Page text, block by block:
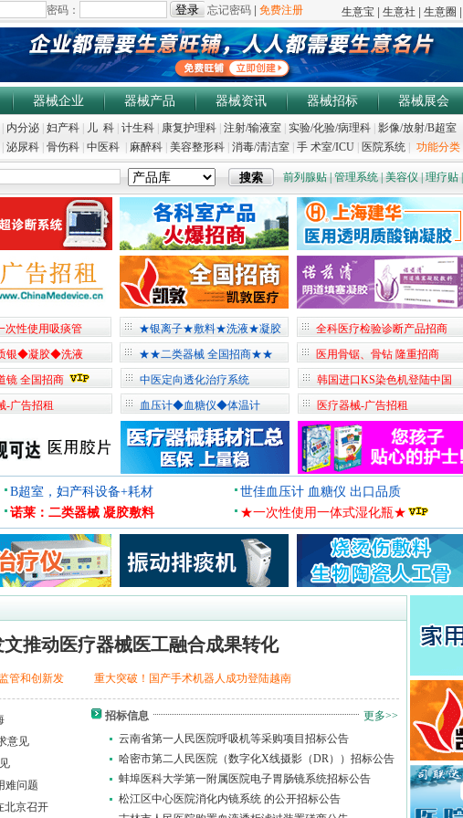
器械企业 器械产品 器械资讯 器械招标 器械展会
内分泌 妇产科 儿 科 计生科 康复护理科 注射/输液室 实验/化验/病理科 影像/放射/B超室
泌尿科 骨伤科 中医科 麻醉科 美容整形科 消毒/清洁室 手 术室/ICU 医院系统 功能分类
前列腺贴 管理系统 美容仪 理疗贴
次性使用吸痰管 ★银离子★敷料★洗液★凝胶 全科医疗检验诊断产品招商
银◆凝胶◆洗液
★★二类器械 全国招商★★ 医用骨锯、骨钻 隆重招商
镜 全国招商
中医定向透化治疗系统 韩国进口KS染色机登陆中国
-广告招租
血压计◆血糖仪◆体温计 医疗器械-广告招租
B超室，妇产科设备+耗材
世佳血压计 血糖仪 出口品质
诺莱：二类器械 凝胶敷料
★一次性使用一体式湿化瓶★
推动医疗器械医工融合成果转化
管和创新发 重大突破！国产手术机器人成功登陆越南
意见
难问题
北京召开
招标信息
更多>>
云南省第一人民医院呼吸机等采购项目招标公告
哈密市第二人民医院（数字化X线摄影（DR））招标公告
蚌埠医科大学第一附属医院电子胃肠镜系统招标公告
松江区中心医院消化内镜系统 的公开招标公告